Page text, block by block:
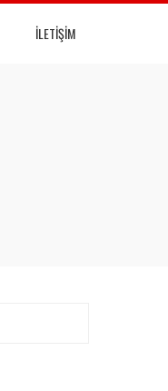
İLETIŞIM